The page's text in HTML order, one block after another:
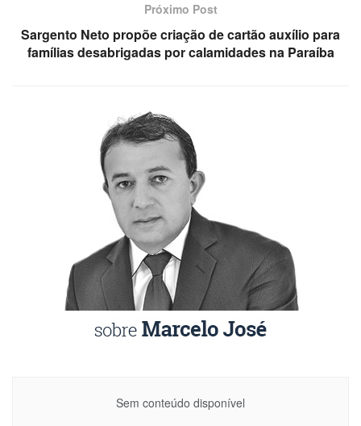
Próximo Post
Sargento Neto propõe criação de cartão auxílio para
famílias desabrigadas por calamidades na Paraíba
Sem conteúdo disponível